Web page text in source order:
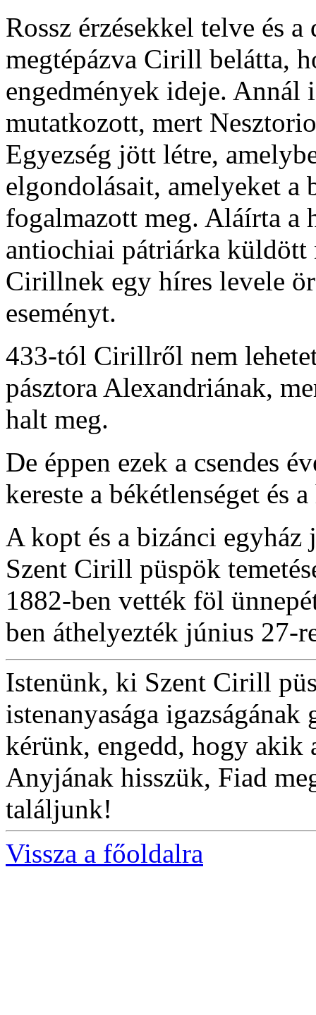
Rossz érzésekkel telve és
megtépázva Cirill belátta,
engedmények ideje. Annál
mutatkozott, mert
Egyezség jött létre,
elgondolásait, amelyeket
fogalmazott meg. Aláírta a
antiochiai pátriárka küldött
Cirillnek egy híres levele
eseményt.
433-tól Cirillről nem
pásztora Alexandriának,
halt meg.
De éppen ezek a csendes
kereste a békétlenséget és
A kopt és a bizánci
Szent Cirill püspök
1882-ben vették föl
ben áthelyezték június 27-
Istenünk, ki Szent Cirill
istenanyasága
kérünk, engedd, hogy akik
Anyjának hisszük, Fiad
találjunk!
Vissza a főoldalra